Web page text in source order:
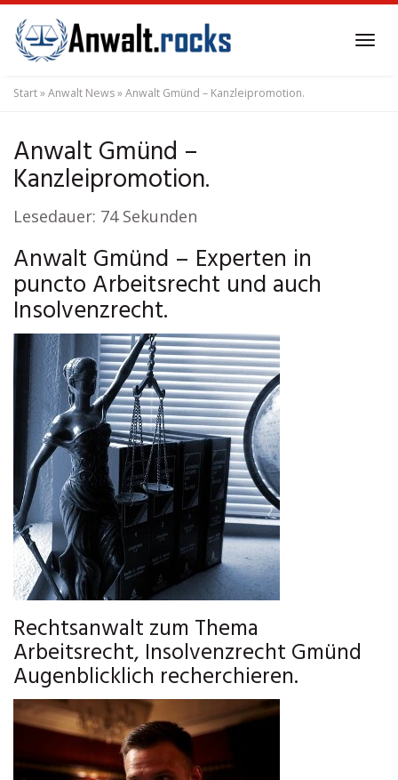
to
main
content
Start»Anwalt News»Anwalt Gmünd – Kanzleipromotion.
Anwalt Gmünd –
Kanzleipromotion.
Lesedauer: 74 Sekunden
Anwalt Gmünd – Experten in
puncto Arbeitsrecht und auch
Insolvenzrecht.
Rechtsanwalt zum Thema
Arbeitsrecht, Insolvenzrecht Gmünd
Augenblicklich recherchieren.